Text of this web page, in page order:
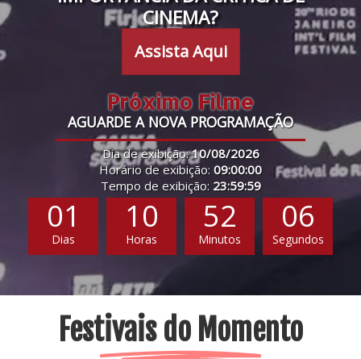
CINEMA?
Assista Aqui
Próximo Filme
AGUARDE A NOVA PROGRAMAÇÃO
Dia de exibição:10/08/2026
Horário de exibição: 09:00:00
Tempo de exibição: 23:59:59
01
Dias
10
Horas
52
Minutos
05
Segundos
Festivais do Momento